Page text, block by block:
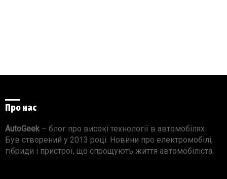
Про нас
AutoGeek– блог про високі технології в автомобілях.
Був створений у 2013 році. Новини про електромобілі,
гібриди і пристрої, що спрощують життя автомобіліста.